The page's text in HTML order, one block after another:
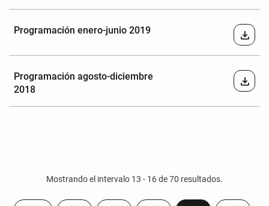
Programación enero-junio 2019 download
Programación agosto-diciembre
2018
download
Mostrando el intervalo 13 - 16 de 70 resultados.